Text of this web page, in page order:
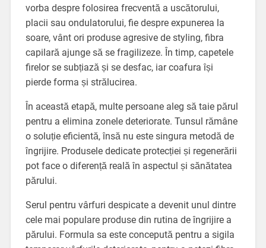
vorba despre folosirea frecventă a uscătorului,
placii sau ondulatorului, fie despre expunerea la
soare, vânt ori produse agresive de styling, fibra
capilară ajunge să se fragilizeze. În timp, capetele
firelor se subțiază și se desfac, iar coafura își
pierde forma și strălucirea.
În această etapă, multe persoane aleg să taie părul
pentru a elimina zonele deteriorate. Tunsul rămâne
o soluție eficientă, însă nu este singura metodă de
îngrijire. Produsele dedicate protecției și regenerării
pot face o diferență reală în aspectul și sănătatea
părului.
Serul pentru vârfuri despicate a devenit unul dintre
cele mai populare produse din rutina de îngrijire a
părului. Formula sa este concepută pentru a sigila